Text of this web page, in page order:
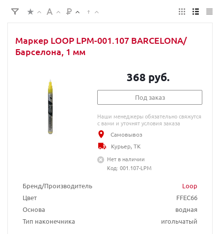
Маркер LOOP LPM-001.107 BARCELONA/
Барселона, 1 мм
Бренд/Производитель
Loop
Цвет
FFEC66
Основа
водная
Тип наконечника
игольчатый
368 руб.
Под заказ
Наши менеджеры обязательно свяжутся
с вами и уточнят условия заказа
Самовывоз
Курьер, ТК
Нет в наличии
Код: 001.107-LPM